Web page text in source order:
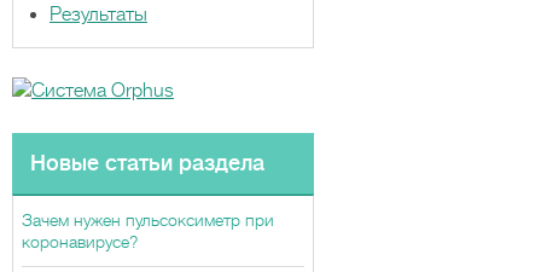
Результаты
Новые статьи раздела
Зачем нужен пульсоксиметр при
коронавирусе?